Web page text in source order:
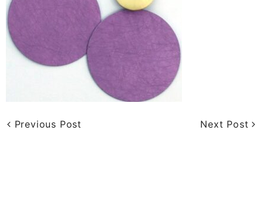
Previous Post Next Post